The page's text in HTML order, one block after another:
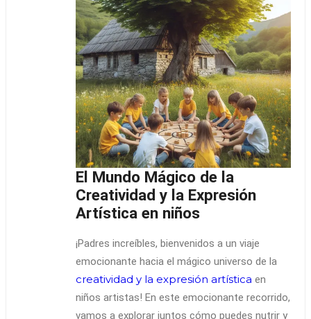
El Mundo Mágico de la
Creatividad y la Expresión
Artística en niños
¡Padres increíbles, bienvenidos a un viaje
emocionante hacia el mágico universo de la
creatividad y la expresión artística en
niños artistas! En este emocionante recorrido,
vamos a explorar juntos cómo puedes nutrir y